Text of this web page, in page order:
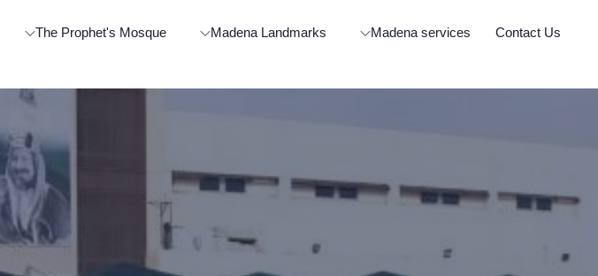
The Prophet's Mosque Madena Landmarks Madena services Contact Us